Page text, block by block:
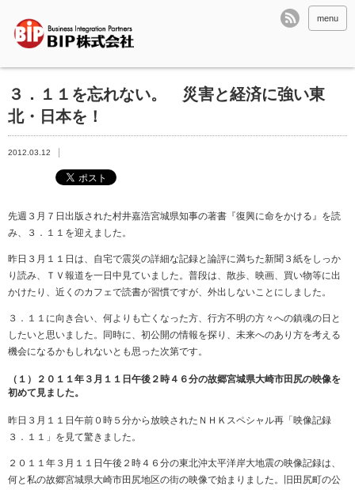
menu
３．１１を忘れない。 災害と経済に強い東
北・日本を！
2012.03.12
先週３月７日出版された村井嘉浩宮城県知事の著書『復興に命をかける』を読
み、３．１１を迎えました。
昨日３月１１日は、自宅で震災の詳細な記録と論評に満ちた新聞３紙をしっか
り読み、ＴＶ報道を一日中見ていました。普段は、散歩、映画、買い物等に出
かけたり、近くのカフェで読書が習慣ですが、外出しないことにしました。
３．１１に向き合い、何よりも亡くなった方、行方不明の方々への鎮魂の日と
したいと思いました。同時に、初公開の情報を探り、未来へのあり方を考える
機会になるかもしれないとも思った次第です。
（１）２０１１年３月１１日午後２時４６分の故郷宮城県大崎市田尻の映像を
初めて見ました。
昨日３月１１日午前０時５分から放映されたＮＨＫスペシャル再「映像記録
３．１１」を見て驚きました。
２０１１年３月１１日午後２時４６分の東北沖太平洋岸大地震の映像記録は、
何と私の故郷宮城県大崎市田尻地区の街の映像で始まりました。旧田尻町の公